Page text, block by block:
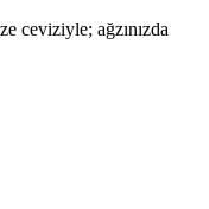
ceviziyle; ağzınızda